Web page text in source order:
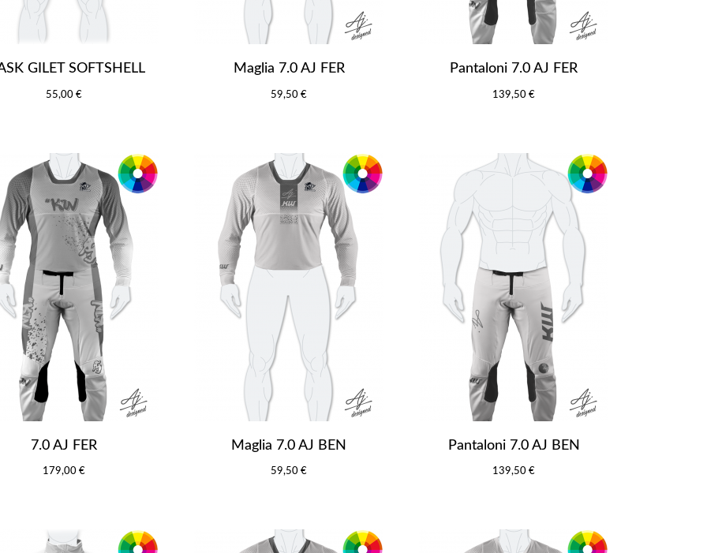
GILET SOFTSHELL
55,00 €
Maglia 7.0 AJ FER
59,50 €
Pantaloni 7.0 AJ FER
139,50 €
7.0 AJ FER
179,00 €
Maglia 7.0 AJ BEN
59,50 €
Pantaloni 7.0 AJ BEN
139,50 €